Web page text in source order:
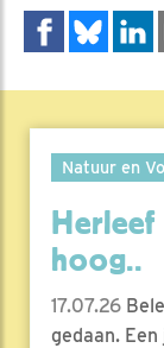
Natuur en
hoog..
17.07.26
gedaan.